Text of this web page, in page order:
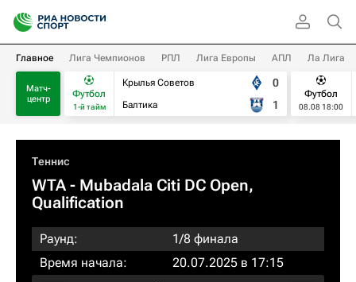
Главное Лига Чемпионов РПЛ Лига Европы АПЛ Ла Лига
Матч-
центр
Футбол
1-й тайм
Крылья Советов
Балтика
0
1
Футбол
08.08 18:00
Теннис
WTA- Mubadala Citi DC Open,
Qualification
Раунд:
1/8 финала
Время начала:
20.07.2025 в 17:15